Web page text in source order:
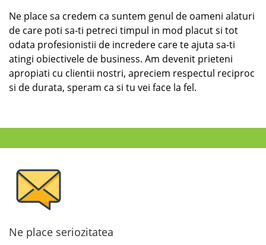
Ne place sa credem ca suntem genul de oameni alaturi
de care poti sa-ti petreci timpul in mod placut si tot
odata profesionistii de incredere care te ajuta sa-ti
atingi obiectivele de business. Am devenit prieteni
apropiati cu clientii nostri, apreciem respectul reciproc
si de durata, speram ca si tu vei face la fel.
Ne place seriozitatea